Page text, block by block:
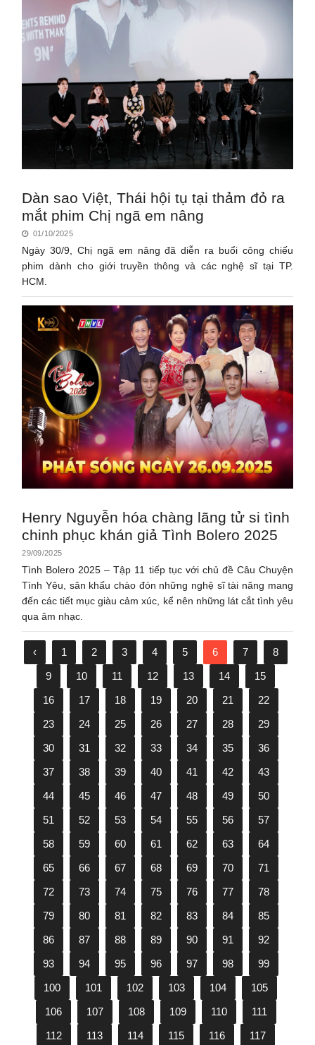
Dàn sao Việt, Thái hội tụ tại thảm đỏ ra
mắt phim Chị ngã em nâng
01/10/2025
Ngày 30/9, Chị ngã em nâng đã diễn ra buổi công chiếu
phim dành cho giới truyền thông và các nghệ sĩ tại TP.
HCM.
Henry Nguyễn hóa chàng lãng tử si tình
chinh phục khán giả Tình Bolero 2025
29/09/2025
Tình Bolero 2025 – Tập 11 tiếp tục với chủ đề Câu Chuyện
Tình Yêu, sân khấu chào đón những nghệ sĩ tài năng mang
đến các tiết mục giàu cảm xúc, kể nên những lát cắt tình yêu
qua âm nhạc.
‹ 1 2 3 4 5 6 7
8
9
10 11 12 13 14
15
16
17 18 19 20 21
22
23
24 25 26 27 28
29
30
31 32 33 34 35
36
37
38 39 40 41 42
43
44
45 46 47 48 49
50
51
52 53 54 55 56
57
58
59 60 61 62 63
64
65
66 67 68 69 70
71
72
73 74 75 76 77
78
79
80 81 82 83 84
85
86
87 88 89 90 91
92
93
94 95 96 97 98
99
100
101 102 103 104
105
106
107 108 109 110
111
112
113 114 115 116
117